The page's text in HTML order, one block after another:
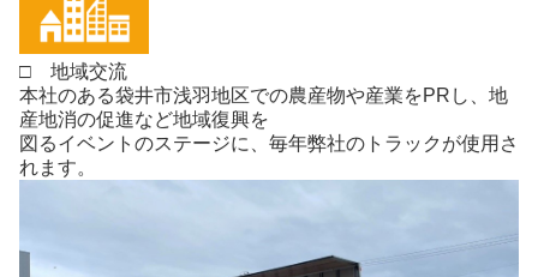
□ 地域交流
本社のある袋井市浅羽地区での農産物や産業をPRし、地
産地消の促進など地域復興を
図るイベントのステージに、毎年弊社のトラックが使用さ
れます。